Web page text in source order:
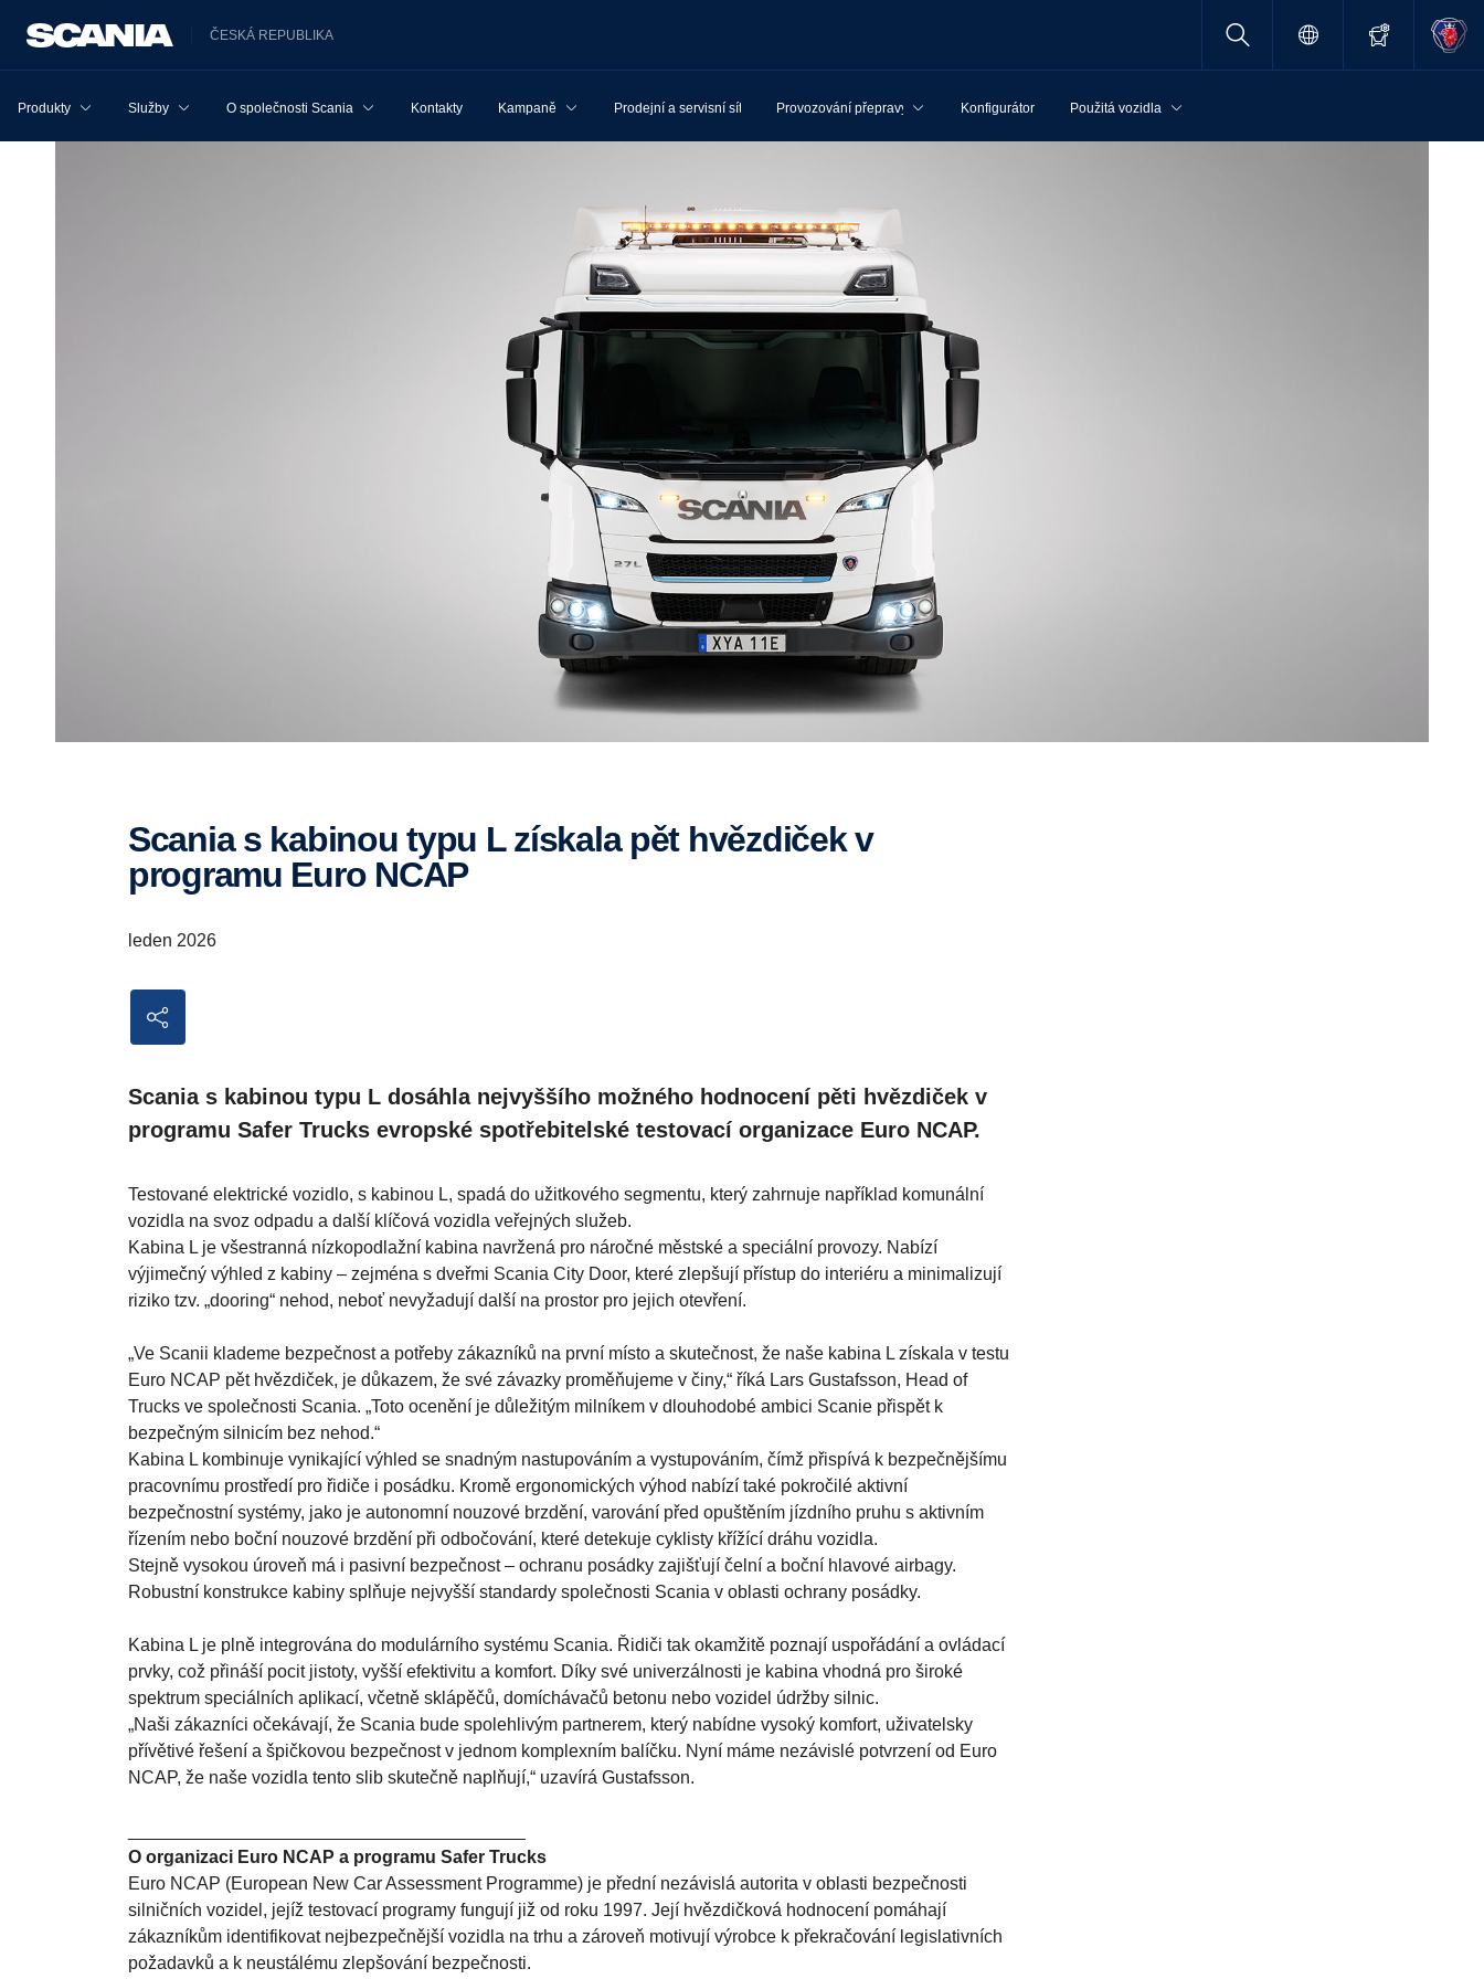
ČESKÁ REPUBLIKA
Produkty Služby O společnosti Scania Kontakty Kampaně Prodejní a servisní síť Provozování přepravy Konfigurátor Použitá vozidla
Scania s kabinou typu L získala pět hvězdiček v
programu Euro NCAP
leden 2026
Scania s kabinou typu L dosáhla nejvyššího možného hodnocení pěti hvězdiček v
programu Safer Trucks evropské spotřebitelské testovací organizace Euro NCAP.
Testované elektrické vozidlo, s kabinou L, spadá do užitkového segmentu, který zahrnuje například komunální
vozidla na svoz odpadu a další klíčová vozidla veřejných služeb.
Kabina L je všestranná nízkopodlažní kabina navržená pro náročné městské a speciální provozy. Nabízí
výjimečný výhled z kabiny – zejména s dveřmi Scania City Door, které zlepšují přístup do interiéru a minimalizují
riziko tzv. „dooring“ nehod, neboť nevyžadují další na prostor pro jejich otevření.
„Ve Scanii klademe bezpečnost a potřeby zákazníků na první místo a skutečnost, že naše kabina L získala v testu
Euro NCAP pět hvězdiček, je důkazem, že své závazky proměňujeme v činy,“ říká Lars Gustafsson, Head of
Trucks ve společnosti Scania. „Toto ocenění je důležitým milníkem v dlouhodobé ambici Scanie přispět k
bezpečným silnicím bez nehod.“
Kabina L kombinuje vynikající výhled se snadným nastupováním a vystupováním, čímž přispívá k bezpečnějšímu
pracovnímu prostředí pro řidiče i posádku. Kromě ergonomických výhod nabízí také pokročilé aktivní
bezpečnostní systémy, jako je autonomní nouzové brzdění, varování před opuštěním jízdního pruhu s aktivním
řízením nebo boční nouzové brzdění při odbočování, které detekuje cyklisty křížící dráhu vozidla.
Stejně vysokou úroveň má i pasivní bezpečnost – ochranu posádky zajišťují čelní a boční hlavové airbagy.
Robustní konstrukce kabiny splňuje nejvyšší standardy společnosti Scania v oblasti ochrany posádky.
Kabina L je plně integrována do modulárního systému Scania. Řidiči tak okamžitě poznají uspořádání a ovládací
prvky, což přináší pocit jistoty, vyšší efektivitu a komfort. Díky své univerzálnosti je kabina vhodná pro široké
spektrum speciálních aplikací, včetně sklápěčů, domíchávačů betonu nebo vozidel údržby silnic.
„Naši zákazníci očekávají, že Scania bude spolehlivým partnerem, který nabídne vysoký komfort, uživatelsky
přívětivé řešení a špičkovou bezpečnost v jednom komplexním balíčku. Nyní máme nezávislé potvrzení od Euro
NCAP, že naše vozidla tento slib skutečně naplňují,“ uzavírá Gustafsson.
O organizaci Euro NCAP a programu Safer Trucks
Euro NCAP (European New Car Assessment Programme) je přední nezávislá autorita v oblasti bezpečnosti
silničních vozidel, jejíž testovací programy fungují již od roku 1997. Její hvězdičková hodnocení pomáhají
zákazníkům identifikovat nejbezpečnější vozidla na trhu a zároveň motivují výrobce k překračování legislativních
požadavků a k neustálému zlepšování bezpečnosti.